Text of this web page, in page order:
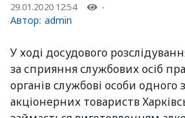
29.01.2020 12:54 -
Автор: admin
У ході досудового
за сприяння службових осіб
органів службові особи
акціонерних товариств